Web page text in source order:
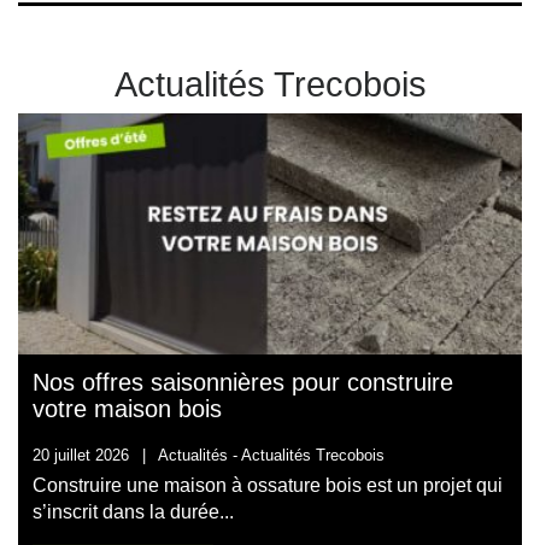
Actualités Trecobois
Nos offres saisonnières pour construire
votre maison bois
20 juillet 2026 Actualités - Actualités Trecobois
Construire une maison à ossature bois est un projet qui
s’inscrit dans la durée...